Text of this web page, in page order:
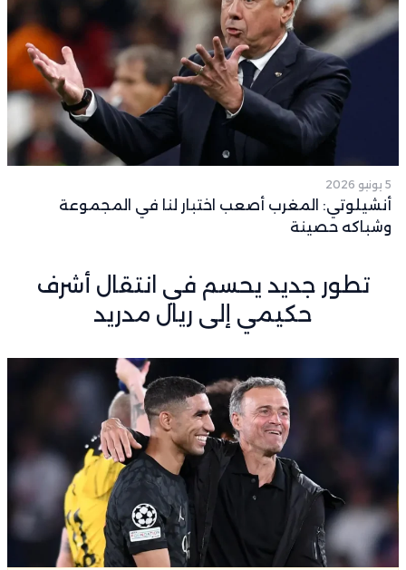
5 يونيو 2026
أنشيلوتي: المغرب أصعب اختبار لنا في المجموعة
وشباكه حصينة
تطور جديد يحسم في انتقال أشرف
حكيمي إلى ريال مدريد